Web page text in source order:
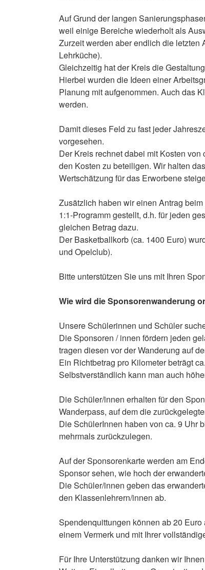
Auf Grund der langen
weil einige Bereiche wiederholt als
Zurzeit werden aber endlich die letzten
Lehrküche).
Gleichzeitig hat der Kreis die
Hierbei wurden die Ideen einer
Planung mit aufgenommen. Auch das
werden.
Damit dieses Feld zu fast jeder
vorgesehen.
Der Kreis rechnet dabei mit Kosten
den Kosten zu beteiligen. Wir halten
Wertschätzung für das Erworbene
Zusätzlich haben wir einen Antrag
1:1-Programm gestellt, d.h. für jeden
gleichen Betrag dazu.
Der Basketballkorb (ca. 1400 Euro)
und Opelclub).
Bitte unterstützen Sie uns mit Ihren
Wie wird die Sponsorenwanderung
Unsere Schülerinnen und Schüler
Die Sponsoren / innen fördern jeden
tragen diesen vor der Wanderung auf
Ein Richtbetrag pro Kilometer beträgt
Selbstverständlich kann man auch
Die Schüler/innen erhalten für den
Wanderpass, auf dem die
Die SchülerInnen haben von ca. 9 Uhr
mehrmals zurückzulegen.
Auf der Sponsorenkarte werden am
Sponsor sehen, wie hoch der
Die Schüler/innen geben das
den Klassenlehrern/innen ab.
Spendenquittungen können ab 20
einem Vermerk und mit Ihrer
Für Ihre Unterstützung danken wir